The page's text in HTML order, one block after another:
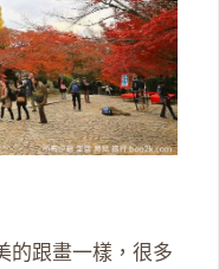
的跟畫一樣，很多